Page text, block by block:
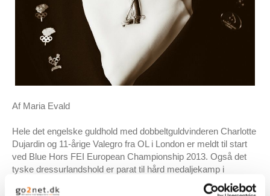
Af Maria Evald
Hele det engelske guldhold med dobbeltguldvinderen Charlotte
Dujardin og 11-årige Valegro fra OL i London er meldt til start
ved Blue Hors FEI European Championship 2013. Også det
tyske dressurlandshold er parat til hård medaljekamp i